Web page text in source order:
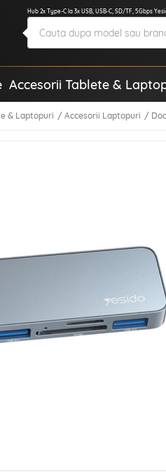
Hub 2x Type-C la 3x USB, USB-C, SD/TF, 5Gbps
Accesorii Tablete &
& Laptopuri Accesorii Laptopuri